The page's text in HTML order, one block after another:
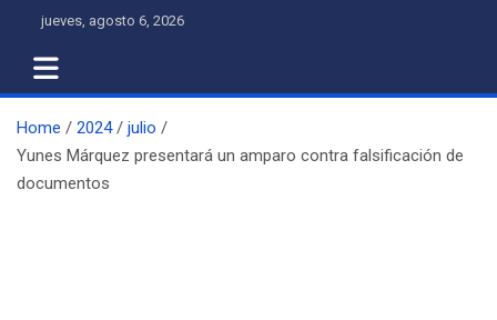
content
jueves, agosto 6, 2026
Home 2024
julio
Yunes Márquez presentará un amparo contra falsificación de
documentos